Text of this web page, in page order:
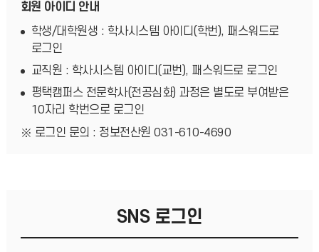
회원 아이디 안내
학생/대학원생 : 학사시스템 아이디(학번), 패스워드로
로그인
교직원 : 학사시스템 아이디(교번), 패스워드로 로그인
평택캠퍼스 전문학사(전공심화) 과정은 별도로 부여받은
10자리 학번으로 로그인
로그인 문의 : 정보전산원 031-610-4690
SNS 로그인